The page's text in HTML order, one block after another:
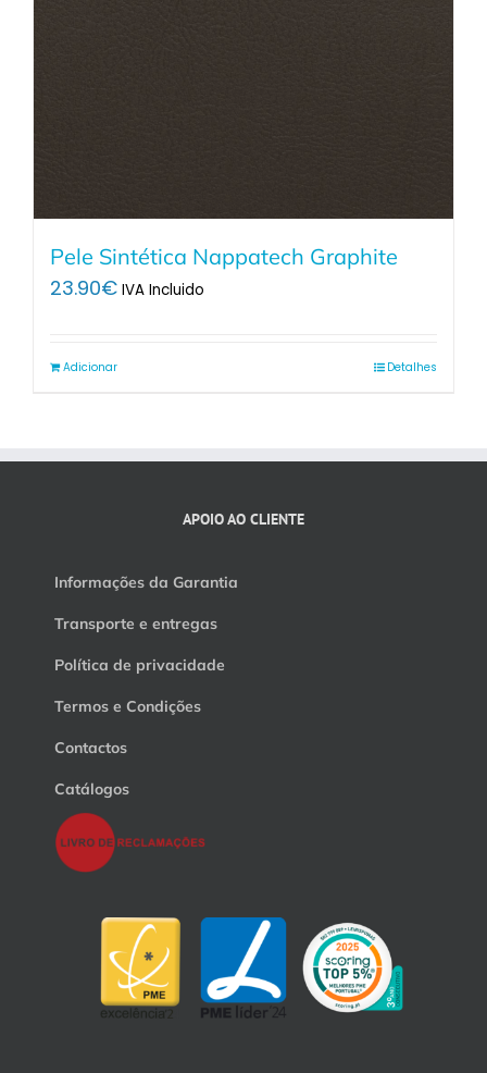
Pele Sintética Nappatech Graphite
23.90€ IVA Incluido
Adicionar Detalhes
APOIO AO CLIENTE
Informações da Garantia
Transporte e entregas
Política de privacidade
Termos e Condições
Contactos
Catálogos